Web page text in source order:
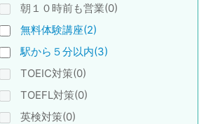
朝１０時前も営業(0)
無料体験講座(2)
駅から５分以内(3)
TOEIC対策(0)
TOEFL対策(0)
英検対策(0)